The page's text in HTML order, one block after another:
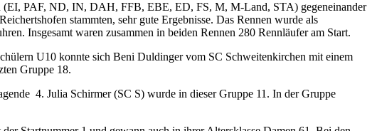
(EI, PAF, ND, IN, DAH, FFB, EBE, ED, FS, M, M-Land, STA) gegeneinander
stammten, sehr gute Ergebnisse. Das Rennen wurde als
Insgesamt waren zusammen in beiden Rennen 280 Rennläufer am Start.
U10 konnte sich Beni Duldinger vom SC Schweitenkirchen mit einem
Gruppe 18.
4. Julia Schirmer (SC S) wurde in dieser Gruppe 11. In der Gruppe